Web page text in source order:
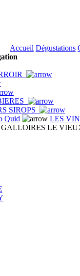
Accueil Dégustations
SIROPS
Quid
LES
LE